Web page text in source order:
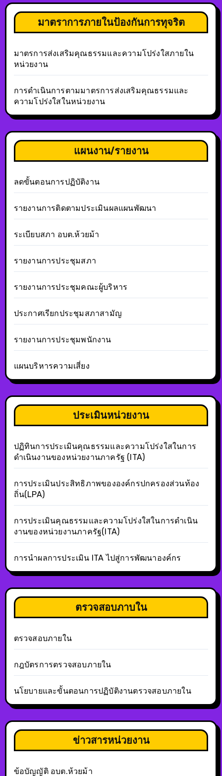
มาตราการภายในป้องกันการทุจริต
มาตรการส่งเสริมคุณธรรมและความโปร่งใสภายใน
หน่วยงาน
การดำเนินการตามมาตรการส่งเสริมคุณธรรมและ
ความโปร่งใสในหน่วยงาน
แผนงาน/รายงาน
ลดขั้นตอนการปฏิบัติงาน
รายงานการติดตามประเมินผลแผนพัฒนา
ระเบียบสภา อบต.ห้วยม้า
รายงานการประชุมสภา
รายงานการประชุมคณะผู้บริหาร
ประกาศเรียกประชุมสภาสามัญ
รายงานการประชุมพนักงาน
แผนบริหารความเสี่ยง
ประเมินหน่วยงาน
ปฏิทินการประเมินคุณธรรมและความโปร่งใสในการ
ดำเนินงานของหน่วยงานภาครัฐ (ITA)
การประเมินประสิทธิภาพขององค์กรปกครองส่วนท้อง
ถิ่น(LPA)
การประเมินคุณธรรมและความโปร่งใสในการดำเนิน
งานของหน่วยงานภาครัฐ(ITA)
การนำผลการประเมิน ITA ไปสู่การพัฒนาองค์กร
ตรวจสอบภาบใน
ตรวจสอบภายใน
กฎบัตรการตรวจสอบภายใน
นโยบายและขั้นตอนการปฏิบัติงานตรวจสอบภายใน
ข่าวสารหน่วยงาน
ข้อบัญญัติ อบต.ห้วยม้า